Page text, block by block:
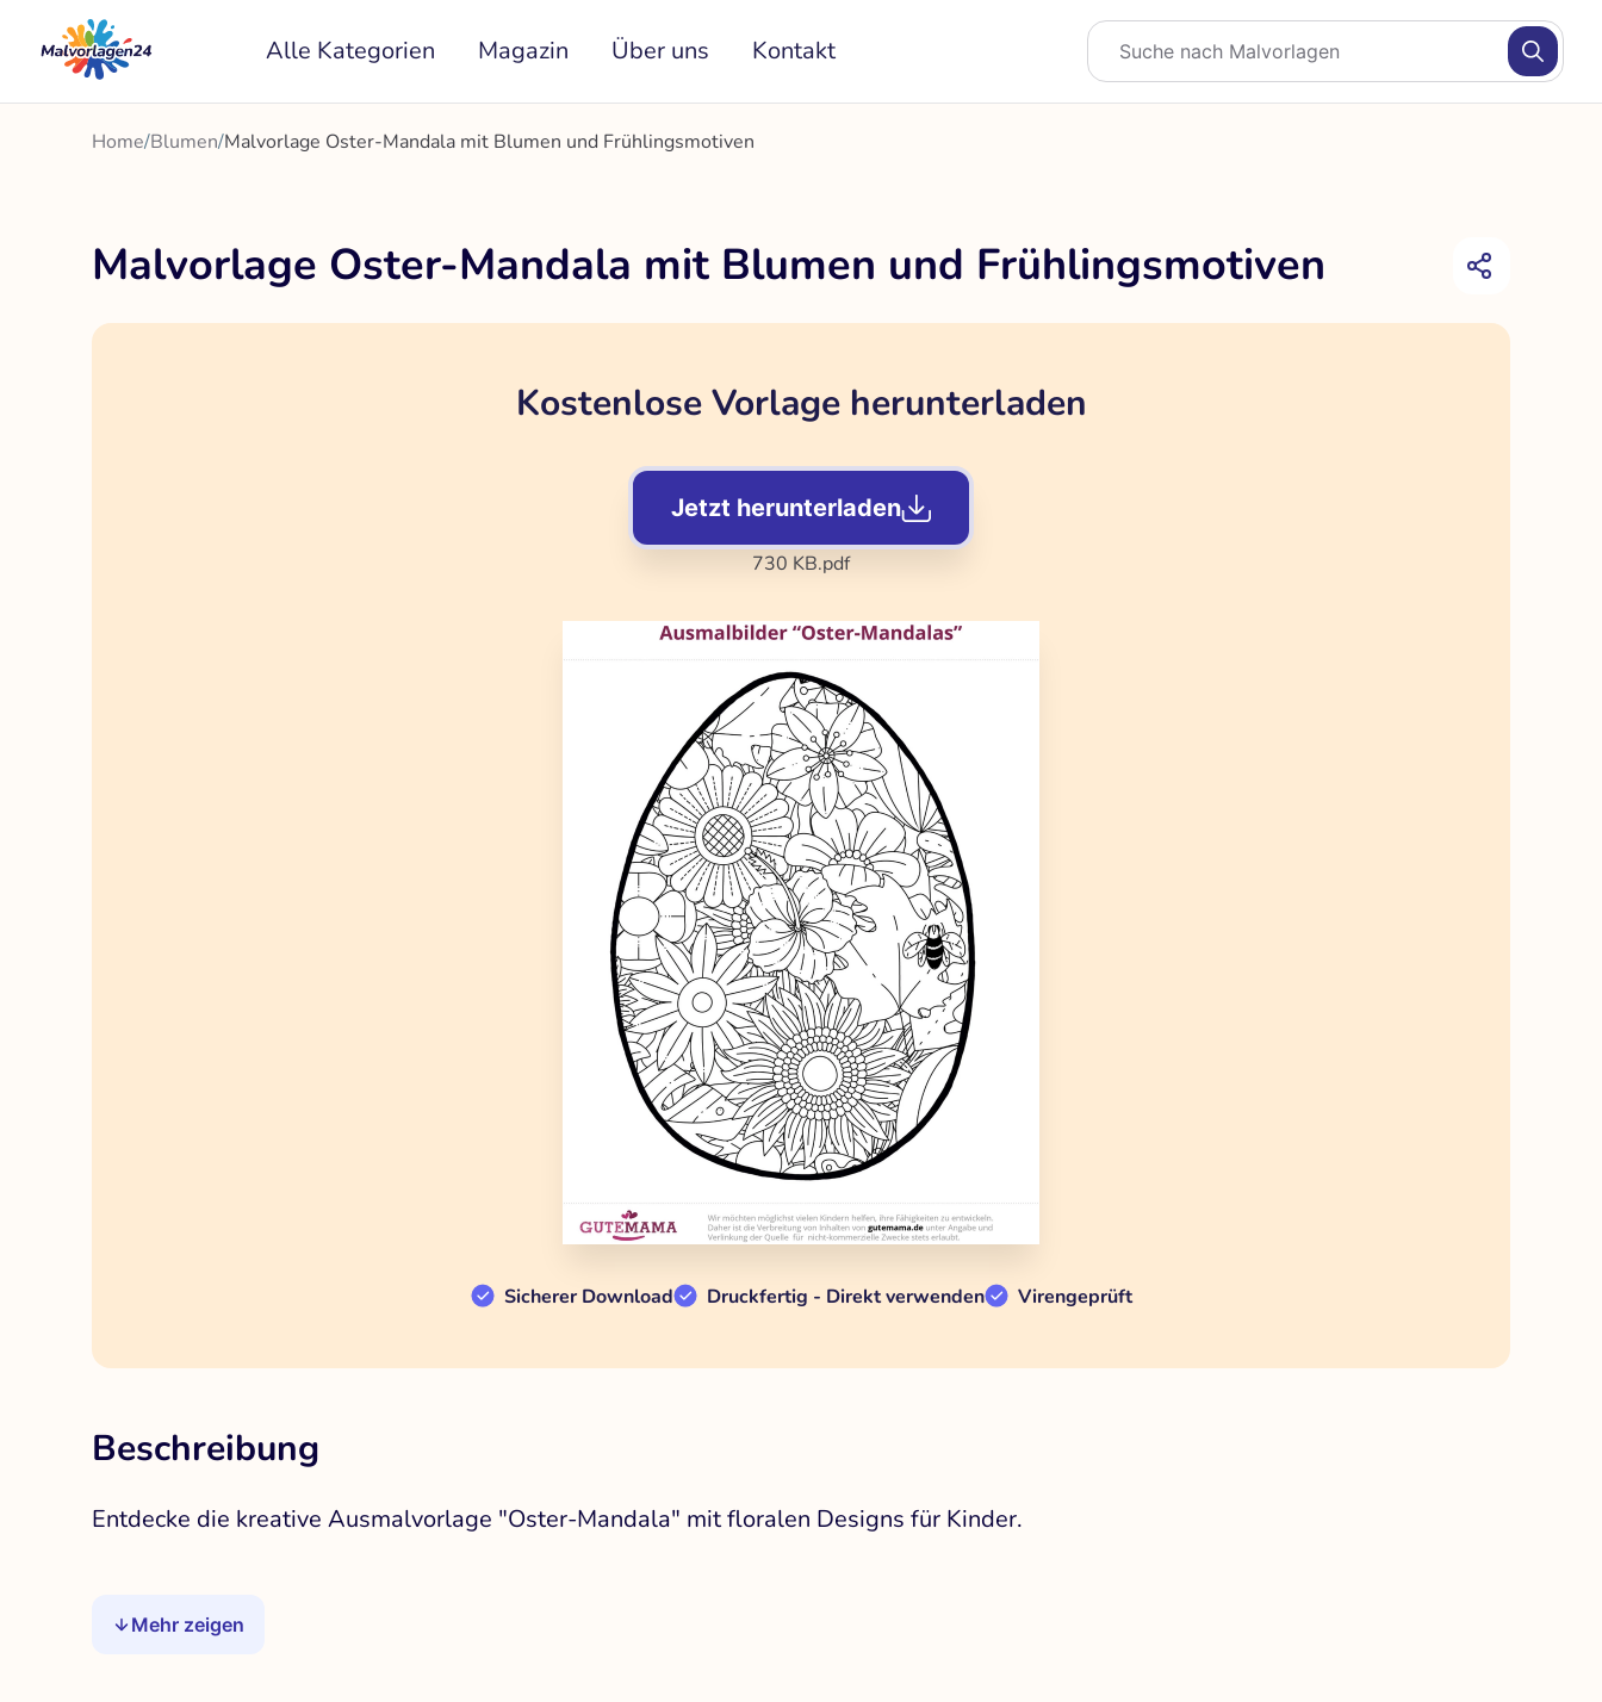
Inhalt
springen
Alle Kategorien Magazin Über uns Kontakt
Home/Blumen/Malvorlage Oster-Mandala mit Blumen und Frühlingsmotiven
Malvorlage Oster-Mandala mit Blumen und Frühlingsmotiven
Kostenlose Vorlage herunterladen
Jetzt herunterladen
730 KB.pdf
Sicherer Download Druckfertig - Direkt verwenden Virengeprüft
Beschreibung
Entdecke die kreative Ausmalvorlage "Oster-Mandala" mit floralen Designs für Kinder.
Mehr zeigen